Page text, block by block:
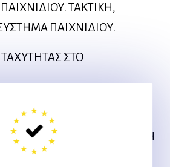
ΤΑΚΤΙΚΗ,
ΠΑΙΧΝΙΔΙΟΥ.
ΣΤΟ
ΠΑΙΚΤΗ ΛΙΓΟΤΕΡΟ.
ΓΙΑ ΤΗ ΒΕΛΤΙΩΣΗ
ΤΕΡΜΑΤΟΦΥΛΑΚΑ ΣΤΙΣ